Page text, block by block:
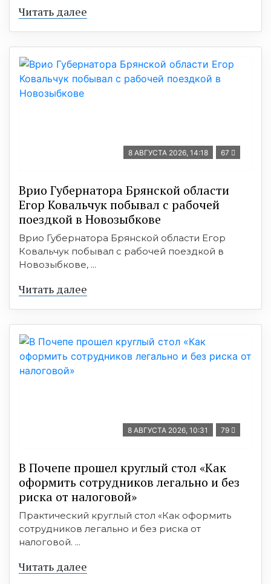
Читать далее
8 АВГУСТА 2026, 14:18 67
Врио Губернатора Брянской области
Егор Ковальчук побывал с рабочей
поездкой в Новозыбкове
Врио Губернатора Брянской области Егор
Ковальчук побывал с рабочей поездкой в
Новозыбкове, ...
Читать далее
8 АВГУСТА 2026, 10:31 79
В Почепе прошел круглый стол «Как
оформить сотрудников легально и без
риска от налоговой»
Практический круглый стол «Как оформить
сотрудников легально и без риска от
налоговой. ...
Читать далее